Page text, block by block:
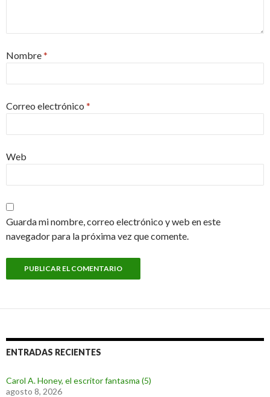
Nombre*
Correo electrónico *
Web
Guarda mi nombre, correo electrónico y web en este
navegador para la próxima vez que comente.
ENTRADAS RECIENTES
Carol A. Honey, el escritor fantasma (5)
agosto 8, 2026